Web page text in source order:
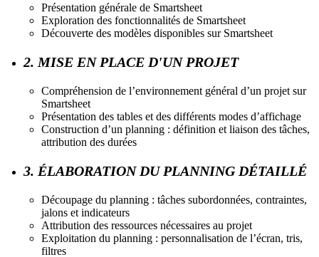
Présentation générale de Smartsheet
Exploration des fonctionnalités de Smartsheet
Découverte des modèles disponibles sur Smartsheet
2. MISE EN PLACE D'UN PROJET
Compréhension de l’environnement général d’un projet sur
Smartsheet
Présentation des tables et des différents modes d’affichage
Construction d’un planning : définition et liaison des tâches,
attribution des durées
3. ÉLABORATION DU PLANNING DÉTAILLÉ
Découpage du planning : tâches subordonnées, contraintes,
jalons et indicateurs
Attribution des ressources nécessaires au projet
Exploitation du planning : personnalisation de l’écran, tris,
filtres